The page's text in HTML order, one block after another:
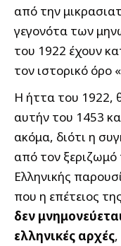
από την
γεγονότα των
του 1922 έχουν
τον ιστορικό όρο
Η ήττα του 1922,
αυτήν του 1453
ακόμα, διότι η
από τον
Ελληνικής
που η επέτειος
δεν
ελληνικές αρχές,